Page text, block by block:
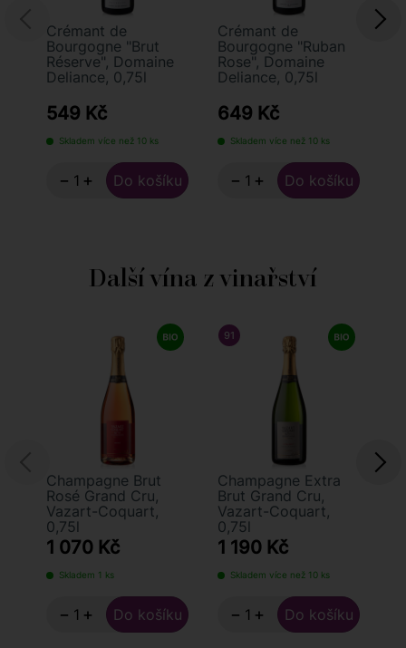
Crémant de
Bourgogne "Brut
Réserve", Domaine
Deliance, 0,75l
549 Kč
Skladem více než 10 ks
− +
Crémant de
Bourgogne "Ruban
Rose", Domaine
Deliance, 0,75l
649 Kč
Skladem více než 10 ks
− +
Další vína z vinařství
Champagne Brut
Rosé Grand Cru,
Vazart-Coquart,
0,75l
1 070 Kč
Skladem 1 ks
− +
91 DECANTER
Champagne Extra
Brut Grand Cru,
Vazart-Coquart,
0,75l
1 190 Kč
Skladem více než 10 ks
− +